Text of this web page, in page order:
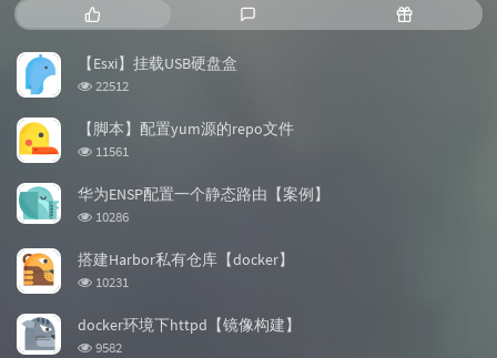
热
门
文
章
新
随
机
【Esxi】挂载USB硬盘盒
浏
次
数:
22512
【脚本】配置yum源的repo文件
浏
次
数:
11561
华为ENSP配置一个静态路由【案例】
浏
次
数:
10286
搭建Harbor私有仓库【docker】
浏
次
10231
docker环境下httpd【镜像构建】
浏
9582